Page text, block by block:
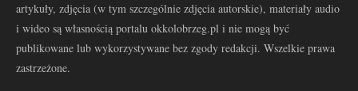
artykuły, zdjęcia (w tym szczególnie zdjęcia autorskie), materiały audio
i wideo są własnością portalu okkolobrzeg.pl i nie mogą być
publikowane lub wykorzystywane bez zgody redakcji. Wszelkie prawa
zastrzeżone.